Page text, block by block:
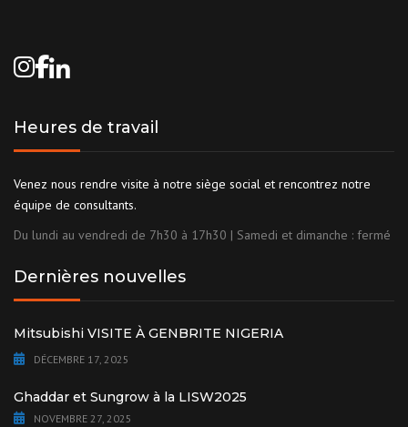
Heures de travail
Venez nous rendre visite à notre siège social et rencontrez notre
équipe de consultants.
Du lundi au vendredi de 7h30 à 17h30 | Samedi et dimanche : fermé
Dernières nouvelles
Mitsubishi VISITE À GENBRITE NIGERIA
DÉCEMBRE 17, 2025
Ghaddar et Sungrow à la LISW2025
NOVEMBRE 27, 2025